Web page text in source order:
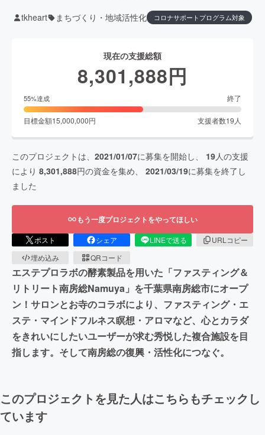
tkheart まちづくり・地域活性化 コロナサポートプログラム対象
現在の支援総額
8,301,888円
55%達成 終了
目標金額15,000,000円 支援者数19 人
このプロジェクトは、 2021/01/07に募集を開始し、 19人の支援
により 8,301,888円の資金を集め、 2021/03/19に募集を終了し
ました
もう一度プロジェクトをやってほしい
ポスト シェア LINEで送る
URLコピー
埋め込み
QRコード
エステプロラボの酵素製品を用いた「ファスティング＆
リトリート南房総Namuya」を千葉県南房総市にオープ
ン！サロンとお寺のコラボにより、ファスティング・エ
ステ・マインドフルネス瞑想・アロマなど、心とカラダ
をきれいにしたいユーザーが求む秀悦した複合施設を目
指します。そして南房総の復興・活性化につなぐ。
このプロジェクトを見た人はこちらもチェックし
ています